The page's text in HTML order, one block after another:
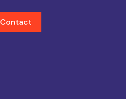
Contact